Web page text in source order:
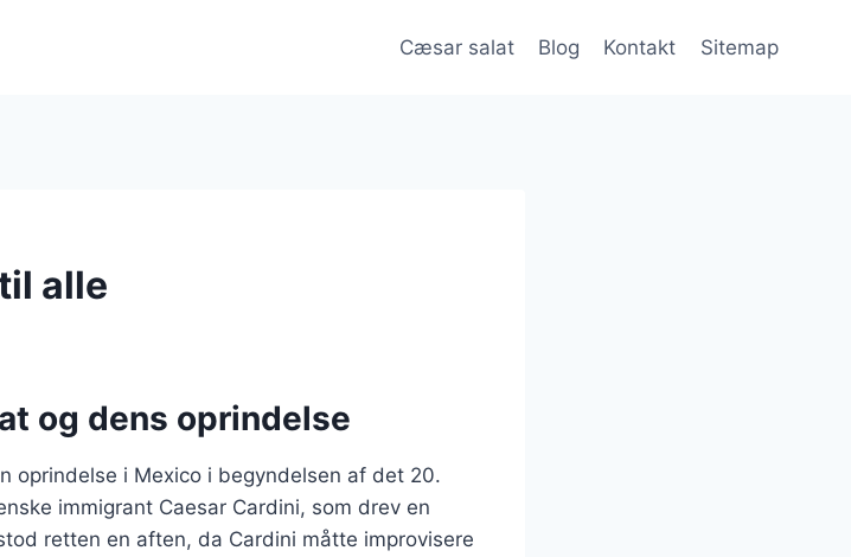
Cæsar salat Blog Kontakt Sitemap
alle
og dens oprindelse
oprindelse i Mexico i begyndelsen af det 20.
immigrant Caesar Cardini, som drev en
retten en aften, da Cardini måtte improvisere